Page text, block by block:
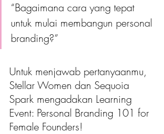
“Bagaimana cara yang tepat
untuk mulai membangun personal
branding?”
Untuk menjawab pertanyaanmu,
Stellar Women dan Sequoia
Spark mengadakan Learning
Event: Personal Branding 101 for
Female Founders!